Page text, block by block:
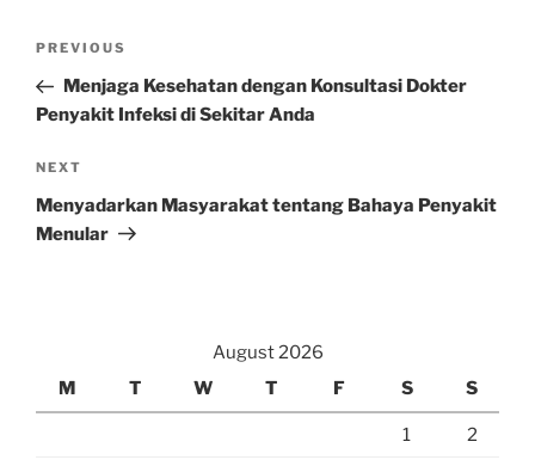
Previous
Post
PREVIOUS
Menjaga Kesehatan dengan Konsultasi Dokter
Penyakit Infeksi di Sekitar Anda
Next
Post
NEXT
Menyadarkan Masyarakat tentang Bahaya Penyakit
Menular
August 2026
M
T W T F S S
1 2